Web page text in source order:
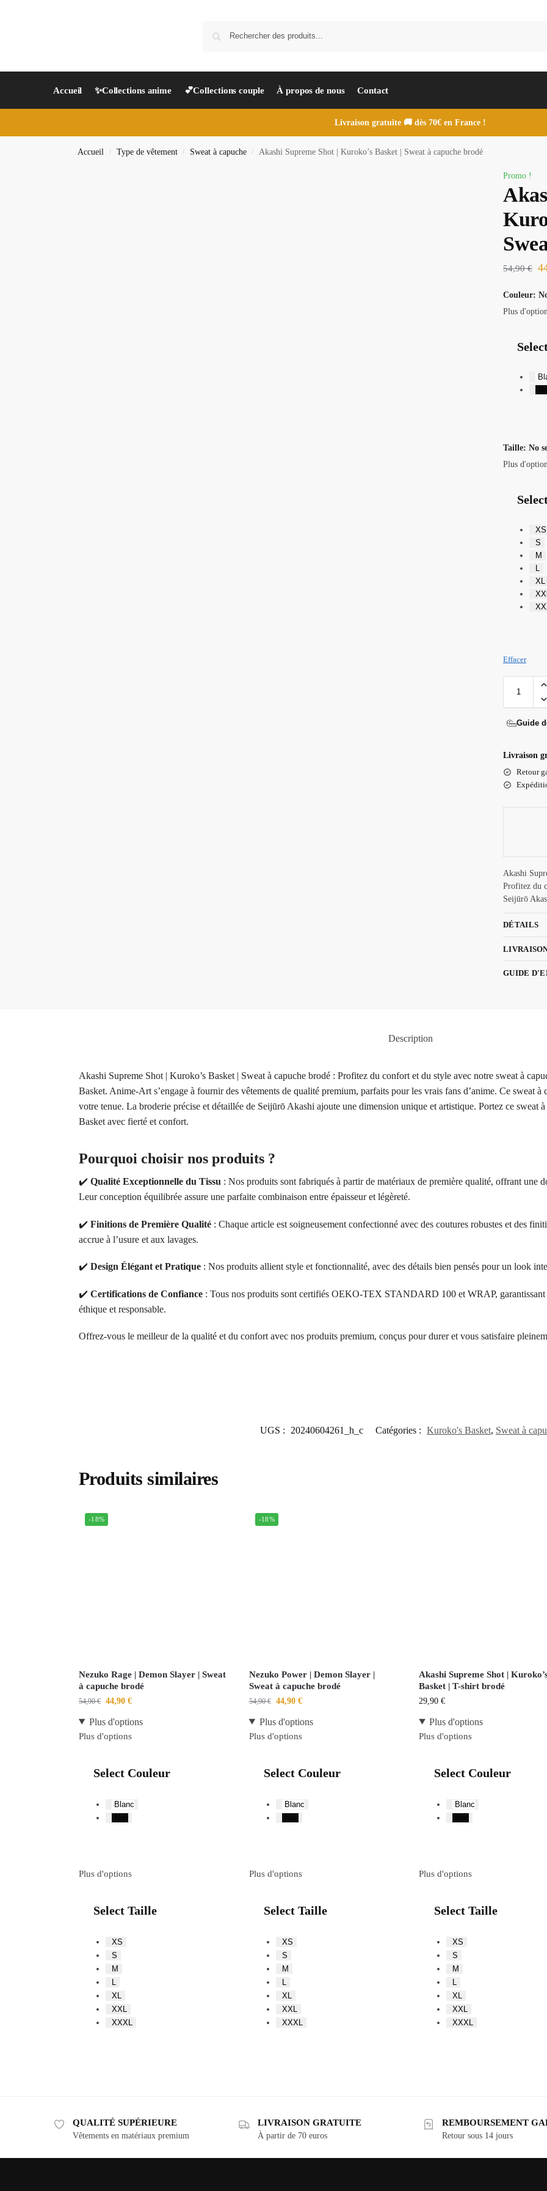
Accueil ✨Collections anime 💕Collections couple À propos de nous Contact
Livraison gratuite 🚚 dès 70€ en France !
Accueil / Type de vêtement / Sweat à capuche / Akashi Supreme Shot | Kuroko’s Basket | Sweat à capuche brodé
Promo !
54,90€
Couleur:
Plus
Taille: No
Plus
XS
S
M
L
XL
Effacer
Guide
Livraison
Retour
Akashi
Profitez du
Seijūrō
DÉTAILS
GUIDE
Description
Akashi Supreme Shot | Kuroko’s Basket | Sweat à capuche brodé : Profitez du confort et du style avec notre sweat à
Basket. Anime-Art s’engage à fournir des vêtements de qualité premium, parfaits pour les vrais fans d’anime. Ce sweat
votre tenue. La broderie précise et détaillée de Seijūrō Akashi ajoute une dimension unique et artistique. Portez ce sweat
Basket avec fierté et confort.
Pourquoi choisir nos produits ?
✔️ Qualité Exceptionnelle du Tissu : Nos produits sont fabriqués à partir de matériaux de première qualité, offrant une
Leur conception équilibrée assure une parfaite combinaison entre épaisseur et légèreté.
✔️ Finitions de Première Qualité: Chaque article est soigneusement confectionné avec des coutures robustes et des
accrue à l’usure et aux lavages.
✔️ Design Élégant et Pratique: Nos produits allient style et fonctionnalité, avec des détails bien pensés pour un look
✔️ Certifications de Confiance: Tous nos produits sont certifiés OEKO-TEX STANDARD 100 et WRAP, garantissant
éthique et responsable.
Offrez-vous le meilleur de la qualité et du confort avec nos produits premium, conçus pour durer et vous satisfaire
UGS : 20240604261_h_c Catégories : Kuroko's Basket, Sweat à
Produits similaires
-18%
Nezuko Rage | Demon Slayer | Sweat
à capuche brodé
54,90€ 44,90 €
Plus d'options
Plus d'options
Select Couleur
Blanc
Noir
Plus d'options
Select Taille
XS
S
M
XL
XXL
XXXL
-18%
Nezuko Power | Demon Slayer |
Sweat à capuche brodé
54,90€ 44,90 €
Plus d'options
Plus d'options
Select Couleur
Blanc
Plus d'options
Select Taille
XS
S
M
XL
XXL
XXXL
Akashi Supreme Shot |
Basket | T-shirt brodé
29,90€
Plus d'options
Plus d'options
Select Couleur
Blanc
Plus d'options
Select Taille
XS
S
M
XL
XXL
XXXL
QUALITÉ SUPÉRIEURE
Vêtements en matériaux premium
LIVRAISON GRATUITE
À partir de 70 euros
REMBOURSEMENT
Retour sous 14 jours